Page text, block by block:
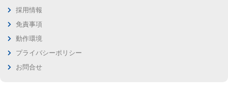
採用情報
免責事項
動作環境
プライバシーポリシー
お問合せ